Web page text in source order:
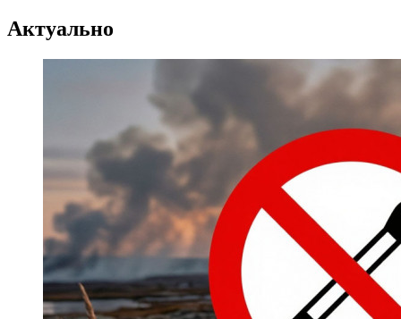
Регистрация туристов
Актуально